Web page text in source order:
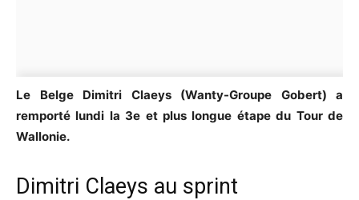
Le Belge Dimitri Claeys (Wanty-Groupe Gobert) a
remporté lundi la 3e et plus longue étape du Tour de
Wallonie.
Dimitri Claeys au sprint